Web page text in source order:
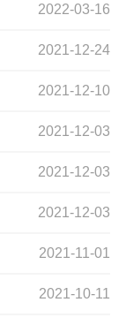
2022-03-16
2021-12-24
2021-12-10
2021-12-03
2021-12-03
2021-12-03
2021-11-01
2021-10-11